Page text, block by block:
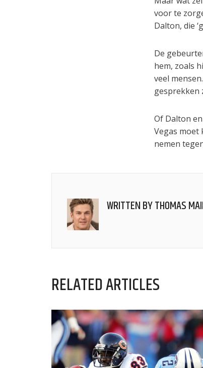
voor te
Dalton, die
De
hem, zoals
veel
gesprekken
Of Dalton
Vegas moet
nemen
WRITTEN BYTHOMAS
RELATED ARTICLES